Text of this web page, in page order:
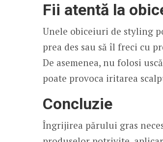
Fii atentă la
Unele obiceiuri de styling
prea des sau să îl freci cu
De asemenea, nu folosi
poate provoca iritarea
Concluzie
Îngrijirea părului gras